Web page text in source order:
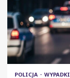
POLICJA WYPADKI